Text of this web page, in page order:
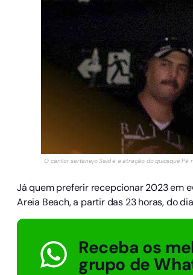
O cantor sertanejo Said é a atração do quiosque Pé
Já quem preferir recepcionar 2023 em
Areia Beach, a partir das 23 horas, do
Receba os
grupo de